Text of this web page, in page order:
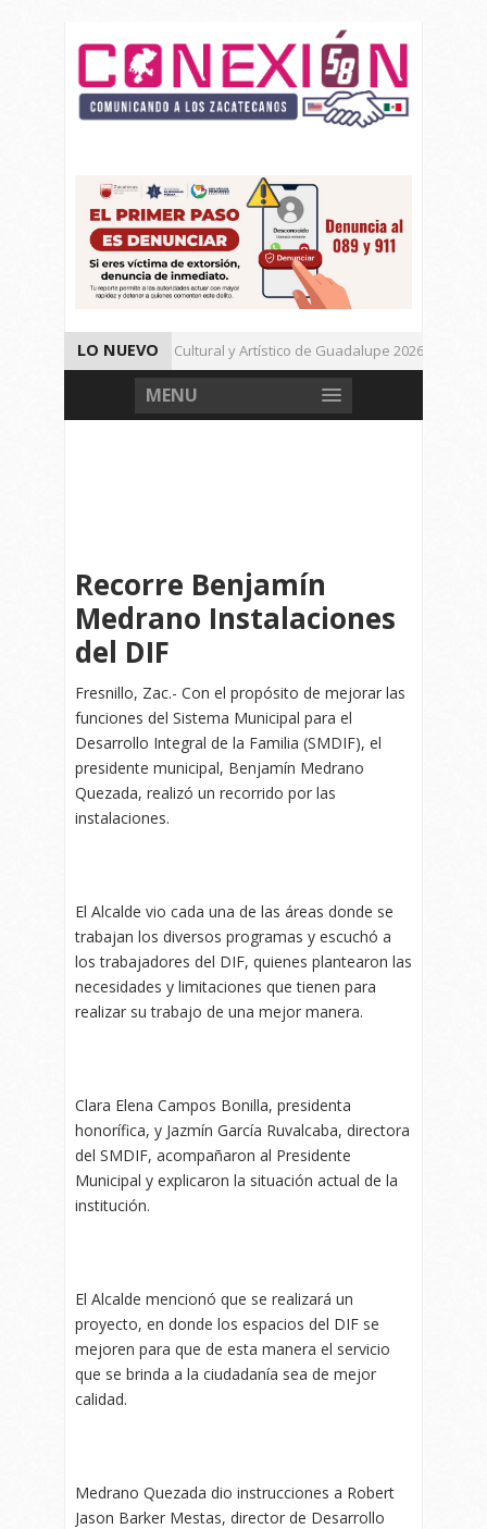
LO NUEVO
Da inicio el Festival Cultural y Artístico de Guadalupe 2026
Muere Agresor, Detienen a Dos Menores en Joaquín Amaro.
MENU
Recorre Benjamín
Medrano Instalaciones
del DIF
Fresnillo, Zac.- Con el propósito de mejorar las
funciones del Sistema Municipal para el
Desarrollo Integral de la Familia (SMDIF), el
presidente municipal, Benjamín Medrano
Quezada, realizó un recorrido por las
instalaciones.
El Alcalde vio cada una de las áreas donde se
trabajan los diversos programas y escuchó a
los trabajadores del DIF, quienes plantearon las
necesidades y limitaciones que tienen para
realizar su trabajo de una mejor manera.
Clara Elena Campos Bonilla, presidenta
honorífica, y Jazmín García Ruvalcaba, directora
del SMDIF, acompañaron al Presidente
Municipal y explicaron la situación actual de la
institución.
El Alcalde mencionó que se realizará un
proyecto, en donde los espacios del DIF se
mejoren para que de esta manera el servicio
que se brinda a la ciudadanía sea de mejor
calidad.
Medrano Quezada dio instrucciones a Robert
Jason Barker Mestas, director de Desarrollo